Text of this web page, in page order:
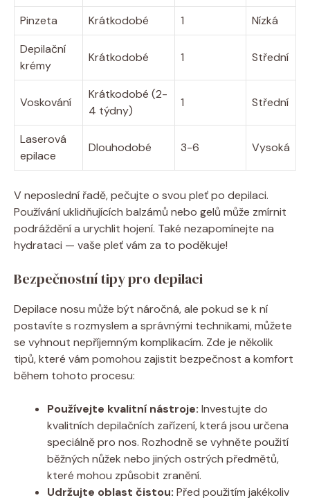
Pinzeta Krátkodobé 1
Nízká
Depilační
krémy
Krátkodobé 1 Střední
Voskování
Krátkodobé (2-
4 týdny)
1 Střední
Laserová
epilace
Dlouhodobé 3-6 Vysoká
V neposlední řadě, pečujte o svou pleť po depilaci.
Používání uklidňujících balzámů nebo gelů může zmírnit
podráždění a urychlit hojení. Také nezapomínejte na
hydrataci — vaše pleť vám za to poděkuje!
Bezpečnostní tipy pro depilaci
Depilace nosu může být náročná, ale pokud se k ní
postavíte s rozmyslem a správnými technikami, můžete
se vyhnout nepříjemným komplikacím. Zde je několik
tipů, které vám pomohou zajistit bezpečnost a komfort
během tohoto procesu:
Používejte kvalitní nástroje: Investujte do
kvalitních depilačních zařízení, která jsou určena
speciálně pro nos. Rozhodně se vyhněte použití
běžných nůžek nebo jiných ostrých předmětů,
které mohou způsobit zranění.
Udržujte oblast čistou: Před použitím jakékoliv